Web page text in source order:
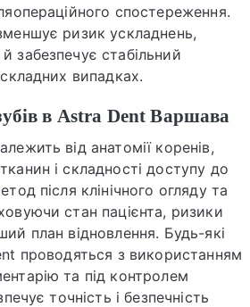
спостереження.
ризик ускладнень,
забезпечує стабільний
складних випадках.
в Astra Dent Варшава
від анатомії коренів,
і складності доступу до
після клінічного огляду та
стан пацієнта, ризики
план відновлення. Будь-які
проводяться з використанням
та під контролем
точність і безпечність